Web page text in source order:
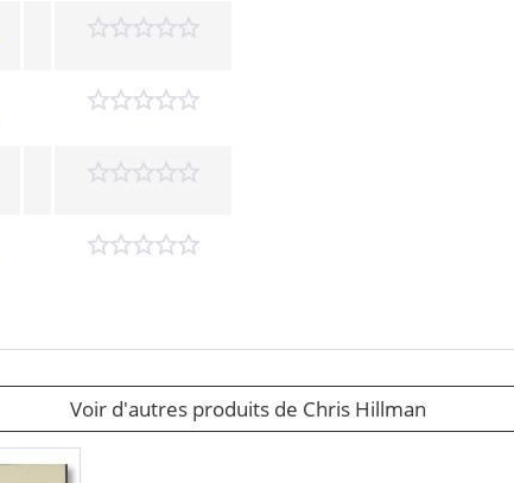
Voir d'autres produits de Chris Hillman